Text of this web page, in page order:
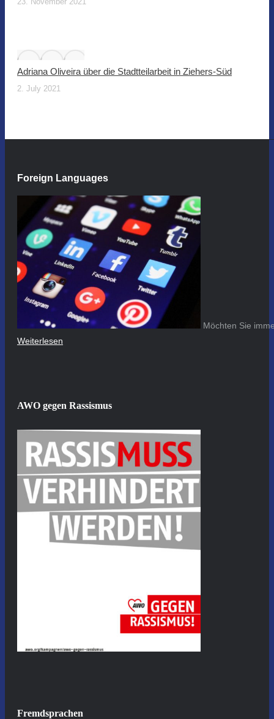
Adriana Oliveira über die Stadtteilarbeit in Ziehers-Süd
2. July 2021
Foreign Languages
Möchten Sie
Weiterlesen
AWO gegen Rassismus
Fremdsprachen